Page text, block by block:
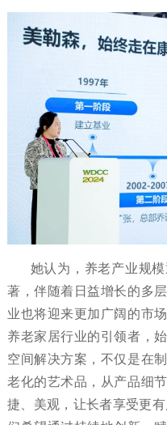
她认为，养老产业规模
著，伴随着日益增长的多
业也将迎来更加广阔的市
养老家居行业的引领者，
空间解决方案，不仅是在
老化的艺术品，从产品细
捷、美观，让长者享受更